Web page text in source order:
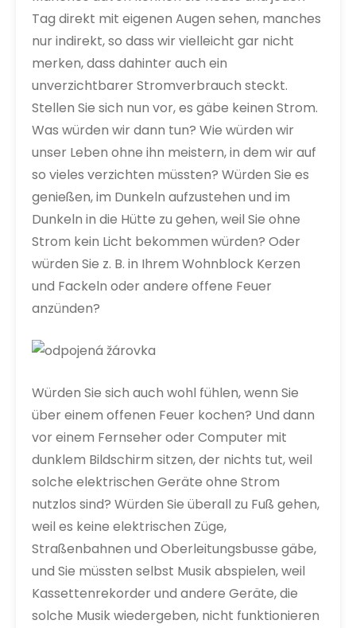
Tag direkt mit eigenen Augen sehen, manches
nur indirekt, so dass wir vielleicht gar nicht
merken, dass dahinter auch ein
unverzichtbarer Stromverbrauch steckt.
Stellen Sie sich nun vor, es gäbe keinen Strom.
Was würden wir dann tun? Wie würden wir
unser Leben ohne ihn meistern, in dem wir auf
so vieles verzichten müssten? Würden Sie es
genießen, im Dunkeln aufzustehen und im
Dunkeln in die Hütte zu gehen, weil Sie ohne
Strom kein Licht bekommen würden? Oder
würden Sie z. B. in Ihrem Wohnblock Kerzen
und Fackeln oder andere offene Feuer
anzünden?
Würden Sie sich auch wohl fühlen, wenn Sie
über einem offenen Feuer kochen? Und dann
vor einem Fernseher oder Computer mit
dunklem Bildschirm sitzen, der nichts tut, weil
solche elektrischen Geräte ohne Strom
nutzlos sind? Würden Sie überall zu Fuß gehen,
weil es keine elektrischen Züge,
Straßenbahnen und Oberleitungsbusse gäbe,
und Sie müssten selbst Musik abspielen, weil
Kassettenrekorder und andere Geräte, die
solche Musik wiedergeben, nicht funktionieren